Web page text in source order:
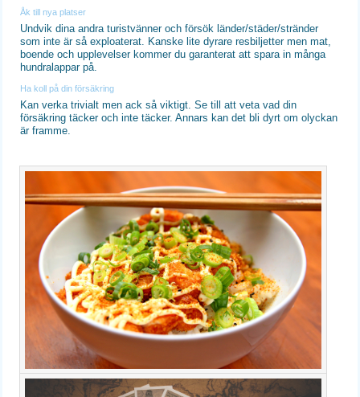
Åk till nya platser
Undvik dina andra turistvänner och försök länder/städer/stränder
som inte är så exploaterat. Kanske lite dyrare resbiljetter men mat,
boende och upplevelser kommer du garanterat att spara in många
hundralappar på.
Ha koll på din försäkring
Kan verka trivialt men ack så viktigt. Se till att veta vad din
försäkring täcker och inte täcker. Annars kan det bli dyrt om olyckan
är framme.